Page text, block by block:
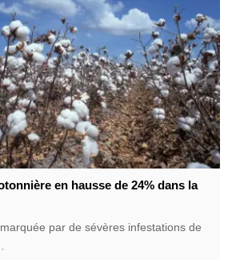
en hausse de 24% dans la
par de sévères infestations de